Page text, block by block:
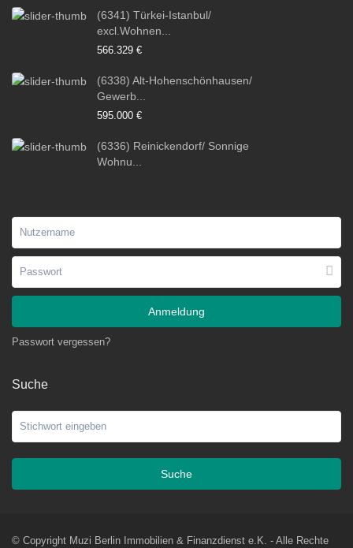
(6341) Türkei-Istanbul/
excl.Wohnen...
566.329 €
(6338) Alt-Hohenschönhausen/
Gewerb...
595.000 €
(6336) Reinickendorf/ Sonnige
Wohnu...
Anmeldung
Passwort vergessen?
Suche
Suche
© Copyright Muzi Berlin Immobilien & Finanzdienst e.K. - Alle Rechte